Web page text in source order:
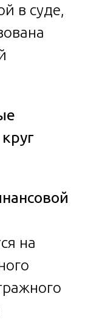
в суде,
на